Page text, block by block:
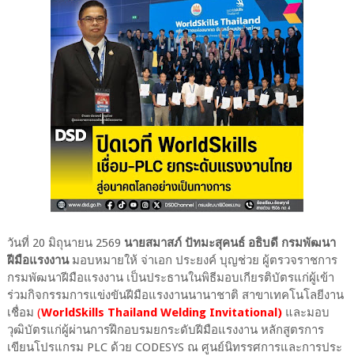
วันที่ 20 มิถุนายน 2569 นายสมาสภ์ ปัทมะสุคนธ์ อธิบดี กรมพัฒนา
ฝีมือแรงงาน มอบหมายให้ จ่าเอก ประยงค์ บุญช่วย ผู้ตรวจราชการ
กรมพัฒนาฝีมือแรงงาน เป็นประธานในพิธีมอบเกียรติบัตรแก่ผู้เข้า
ร่วมกิจกรรมการแข่งขันฝีมือแรงงานนานาชาติ สาขาเทคโนโลยีงาน
เชื่อม (WorldSkills Thailand Welding Invitational) และมอบ
วุฒิบัตรแก่ผู้ผ่านการฝึกอบรมยกระดับฝีมือแรงงาน หลักสูตรการ
เขียนโปรแกรม PLC ด้วย CODESYS ณ ศูนย์นิทรรศการและการประ